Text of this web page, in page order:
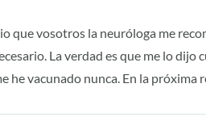
que vosotros la neuróloga me
La verdad es que me lo dijo
he vacunado nunca. En la